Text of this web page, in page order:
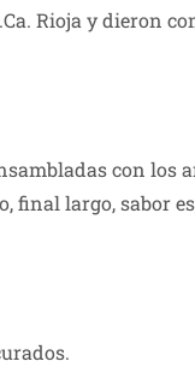
Rioja y dieron
con los
final largo, sabor